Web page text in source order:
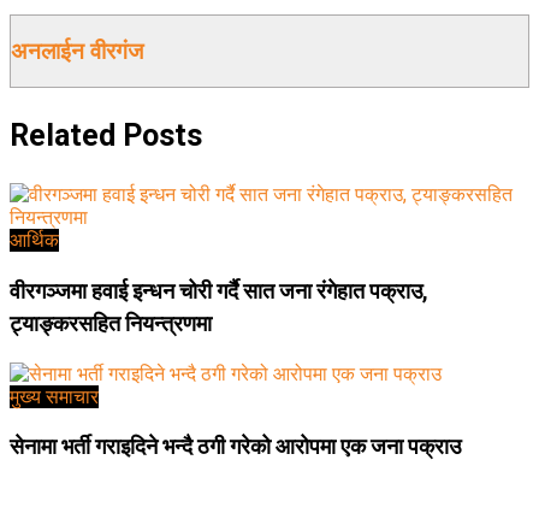
अनलाईन वीरगंज
Related Posts
आर्थिक
वीरगञ्जमा हवाई इन्धन चोरी गर्दै सात जना रंगेहात पक्राउ,
ट्याङ्करसहित नियन्त्रणमा
मुख्य समाचार
सेनामा भर्ती गराइदिने भन्दै ठगी गरेको आरोपमा एक जना पक्राउ